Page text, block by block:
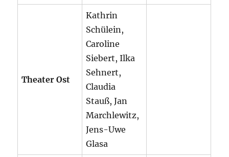
Theater Ost
Kathrin
Schülein,
Caroline
Siebert, Ilka
Sehnert,
Claudia
Stauß, Jan
Marchlewitz,
Jens-Uwe
Glasa